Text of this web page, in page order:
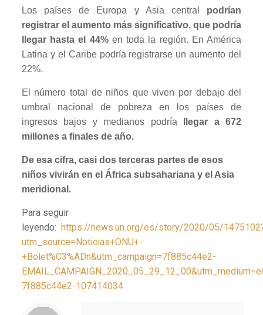
Los países de Europa y Asia central podrían
registrar el aumento más significativo, que podría
llegar hasta el 44%en toda la región. En América
Latina y el Caribe podría registrarse un aumento del
22%.
El número total de niños que viven por debajo del
umbral nacional de pobreza en los países de
ingresos bajos y medianos podría
llegar a 672
millones a finales de año.
De esa cifra, casi dos terceras partes de esos
niños vivirán en el África subsahariana y el Asia
meridional.
Para seguir
leyendo: https://news.un.org/es/story/2020/05/
utm_source=Noticias+ONU+-
+Bolet%C3%ADn&utm_campaign=7f885c44e2-
7f885c44e2-107414034
Notice
: Trying to access array offset on value of type null in
/home/misioner/public_html/padresblancos/themes/betheme/includes/content-single.php
on line
286